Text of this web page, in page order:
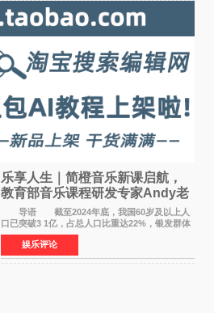
乐享人生｜简橙音乐新课启航，
教育部音乐课程研发专家Andy老
师重磅入驻领航银龄琴声
导语 截至2024年底，我国60岁及以上人
口已突破3 1亿，占总人口比重达22%，银发群体
的精神文化需求日益凸显。2024年1月，国务院办
公厅印发《关于发展银发经济增进老年人福祉的
意见》——这是
娱乐评论